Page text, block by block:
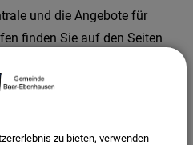
und die Angebote für
finden Sie auf den Seiten
das Sachgebiet
zu bieten, verwenden